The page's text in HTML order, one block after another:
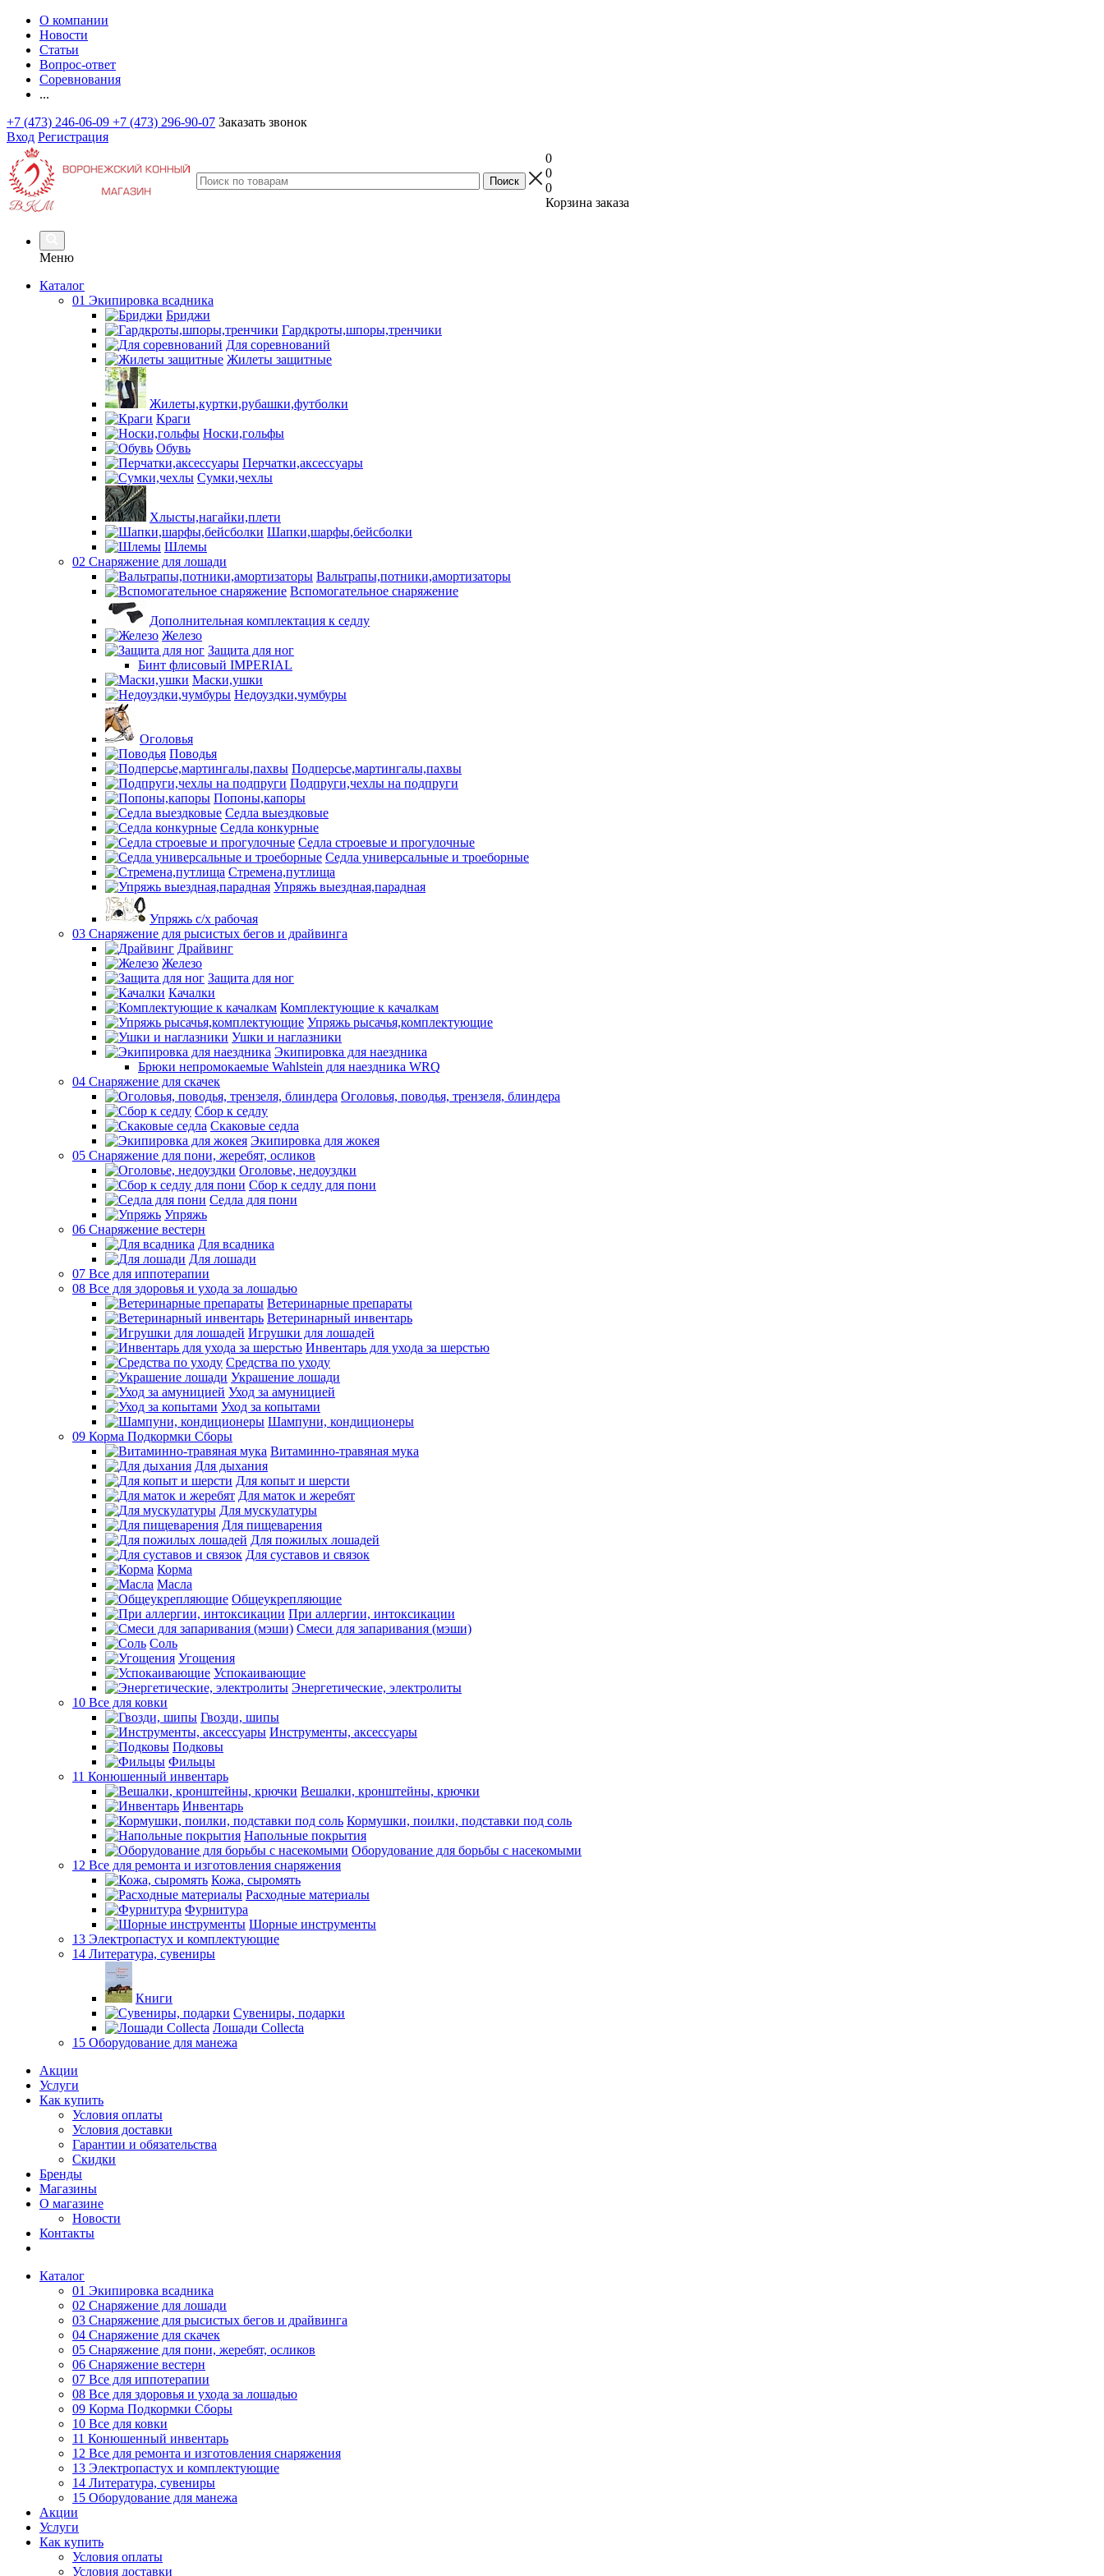
О компании
Новости
Статьи
Вопрос-ответ
Соревнования
...
+7 (473) 246-06-09 +7 (473) 296-90-07 Заказать звонок
Вход Регистрация
0
0
0
Корзина заказа
Меню
Каталог
01 Экипировка всадника
Бриджи
Гардкроты,шпоры,тренчики
Для соревнований
Жилеты защитные
Жилеты,куртки,рубашки,футболки
Краги
Носки,гольфы
Обувь
Перчатки,аксессуары
Сумки,чехлы
Хлысты,нагайки,плети
Шапки,шарфы,бейсболки
Шлемы
02 Снаряжение для лошади
Вальтрапы,потники,амортизаторы
Вспомогательное снаряжение
Дополнительная комплектация к седлу
Железо
Защита для ног
Бинт флисовый IMPERIAL
Маски,ушки
Недоуздки,чумбуры
Оголовья
Поводья
Подперсье,мартингалы,пахвы
Подпруги,чехлы на подпруги
Попоны,капоры
Седла выездковые
Седла конкурные
Седла строевые и прогулочные
Седла универсальные и троеборные
Стремена,путлища
Упряжь выездная,парадная
Упряжь с/х рабочая
03 Снаряжение для рысистых бегов и драйвинга
Драйвинг
Железо
Защита для ног
Качалки
Комплектующие к качалкам
Упряжь рысачья,комплектующие
Ушки и наглазники
Экипировка для наездника
Брюки непромокаемые Wahlstein для наездника WRQ
04 Снаряжение для скачек
Оголовья, поводья, трензеля, блиндера
Сбор к седлу
Скаковые седла
Экипировка для жокея
05 Снаряжение для пони, жеребят, осликов
Оголовье, недоуздки
Сбор к седлу для пони
Седла для пони
Упряжь
06 Снаряжение вестерн
Для всадника
Для лошади
07 Все для иппотерапии
08 Все для здоровья и ухода за лошадью
Ветеринарные препараты
Ветеринарный инвентарь
Игрушки для лошадей
Инвентарь для ухода за шерстью
Средства по уходу
Украшение лошади
Уход за амуницией
Уход за копытами
Шампуни, кондиционеры
09 Корма Подкормки Сборы
Витаминно-травяная мука
Для дыхания
Для копыт и шерсти
Для маток и жеребят
Для мускулатуры
Для пищеварения
Для пожилых лошадей
Для суставов и связок
Корма
Масла
Общеукрепляющие
При аллергии, интоксикации
Смеси для запаривания (мэши)
Соль
Угощения
Успокаивающие
Энергетические, электролиты
10 Все для ковки
Гвозди, шипы
Инструменты, аксессуары
Подковы
Фильцы
11 Конюшенный инвентарь
Вешалки, кронштейны, крючки
Инвентарь
Кормушки, поилки, подставки под соль
Напольные покрытия
Оборудование для борьбы с насекомыми
12 Все для ремонта и изготовления снаряжения
Кожа, сыромять
Расходные материалы
Фурнитура
Шорные инструменты
13 Электропастух и комплектующие
14 Литература, сувениры
Книги
Сувениры, подарки
Лошади Collecta
15 Оборудование для манежа
Акции
Услуги
Как купить
Условия оплаты
Условия доставки
Гарантии и обязательства
Скидки
Бренды
Магазины
О магазине
Новости
Контакты
Каталог
01 Экипировка всадника
02 Снаряжение для лошади
03 Снаряжение для рысистых бегов и драйвинга
04 Снаряжение для скачек
05 Снаряжение для пони, жеребят, осликов
06 Снаряжение вестерн
07 Все для иппотерапии
08 Все для здоровья и ухода за лошадью
09 Корма Подкормки Сборы
10 Все для ковки
11 Конюшенный инвентарь
12 Все для ремонта и изготовления снаряжения
13 Электропастух и комплектующие
14 Литература, сувениры
15 Оборудование для манежа
Акции
Услуги
Как купить
Условия оплаты
Условия доставки